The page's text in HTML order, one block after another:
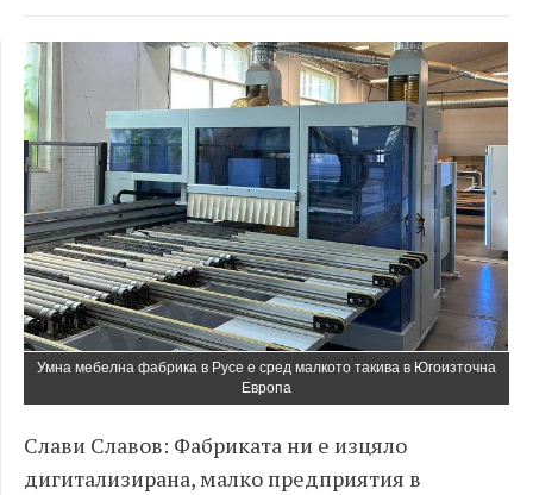
Умна мебелна фабрика в Русе е сред малкото такива в Югоизточна
Европа
Слави Славов: Фабриката ни е изцяло
дигитализирана, малко предприятия в